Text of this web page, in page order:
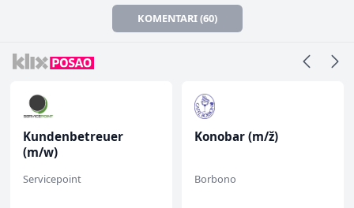
KOMENTARI (60)
Kundenbetreuer
(m/w)
Servicepoint
Konobar (m/ž)
Borbono